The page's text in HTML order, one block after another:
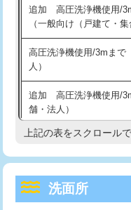
マス交換（深さ50㎝以
コンクリート斫り（厚さ
コンクリート斫り（厚さ
モルタル補修（厚さ10㎝
モルタル補修（厚さ10
洗面台設置
追加人工
持込商品取付（混合水栓
給水管工事※（ホール加
給水管工事※（バンド止
給水管工事※（支持金具
給水管工事※（保温材使
め込み）)
給水管工事※（土の掘削
追加 高圧洗浄機使用/
（一般向け（戸建て・集
高圧洗浄機使用/3mまで
人）
追加 高圧洗浄機使用/
舗・法人）
高度高圧洗浄換
トーラー機使用/3mまで
上記の表をスクロール
洗面所